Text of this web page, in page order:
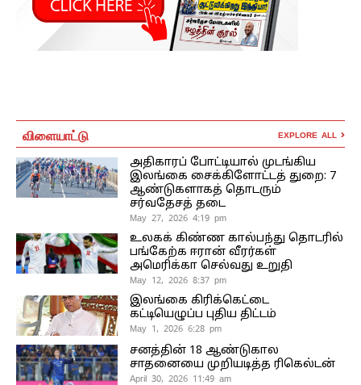
விளையாட்டு EXPLORE ALL
அதிகாரப் போட்டியால் முடங்கிய
இலங்கை சைக்கிளோட்டத் துறை: 7
ஆண்டுகளாகத் தொடரும்
சர்வதேசத் தடை
May 27, 2026 4:19 pm
உலகக் கிண்ண கால்பந்து தொடரில்
பங்கேற்க ஈரான் வீரர்கள்
அமெரிக்கா செல்வது உறுதி
May 12, 2026 8:37 pm
இலங்கை கிரிக்கெட்டை
கட்டியெழுப்ப புதிய திட்டம்
May 1, 2026 6:28 pm
சனத்தின் 18 ஆண்டுகால
சாதனையை முறியடித்த ரிகெல்டன்
April 30, 2026 11:49 am